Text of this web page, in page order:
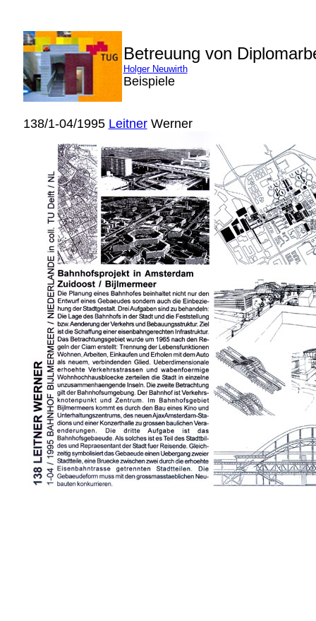
Betreuung von
Holger Neuwirth
Beispiele
138/1-04/1995 LeitnerWerner